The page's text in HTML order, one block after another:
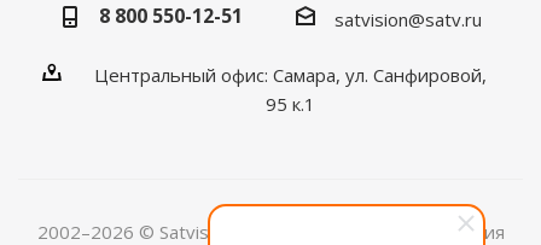
8 800 550-12-51
satvision@satv.ru
Центральный офис: Самара, ул. Санфировой,
95 к.1
2002–2026 © Satvision — системы видеонаблюдения